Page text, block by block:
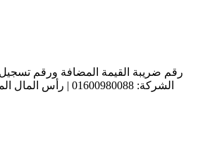
الشركة: 01600980088 | رأس المال المصرح به 10,000 يورو